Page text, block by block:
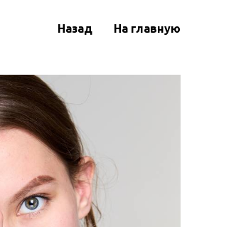
Назад На главную